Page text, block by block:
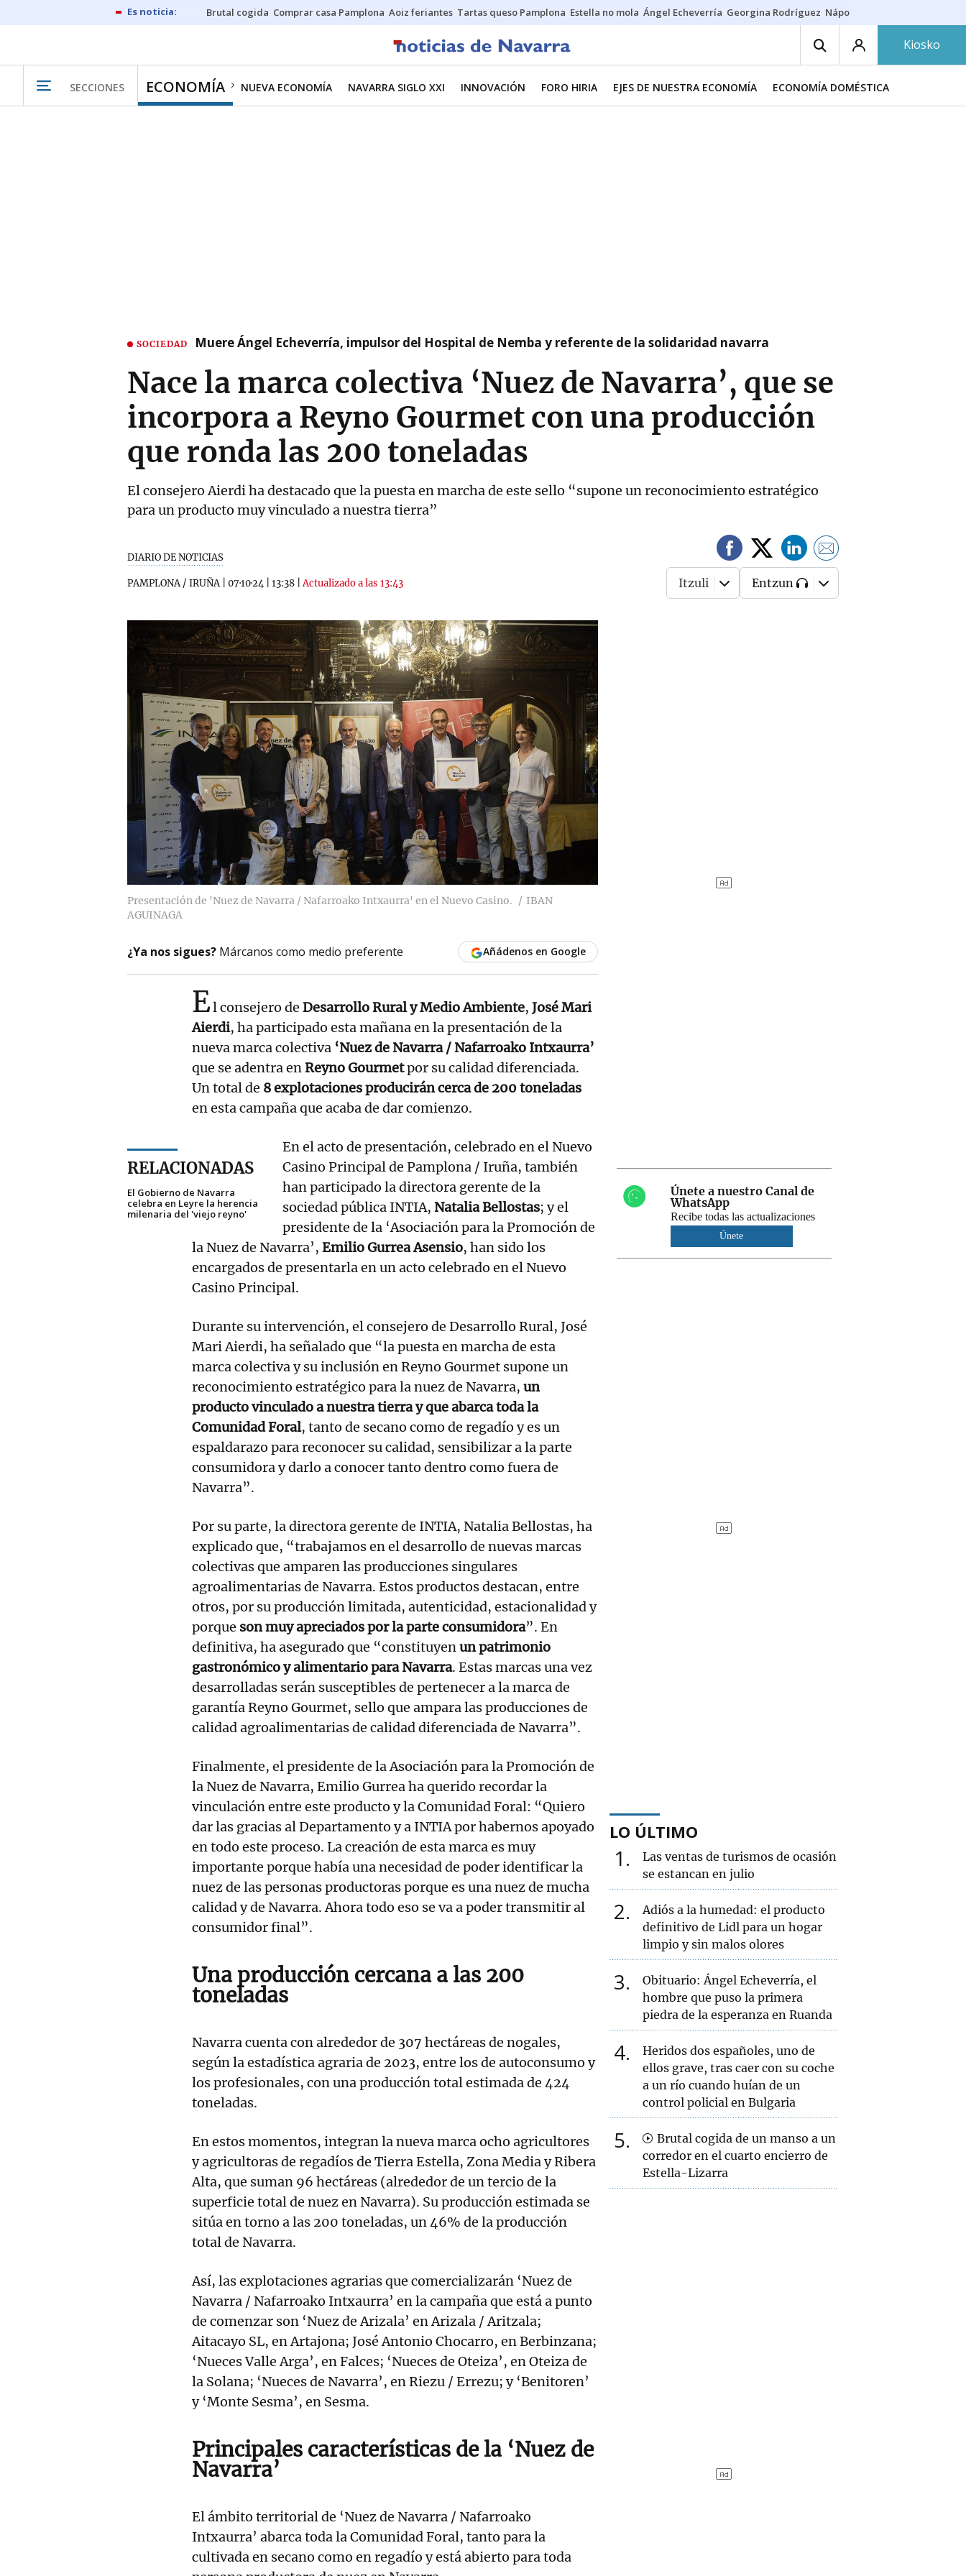
Brutal cogida Comprar casa Pamplona Aoiz feriantes Tartas queso Pamplona Estella no mola Ángel Echeverría Georgina Rodríguez Nápoles - Osasuna
Kiosko
SECCIONES ECONOMÍA NUEVA ECONOMÍA NAVARRA SIGLO XXI INNOVACIÓN FORO HIRIA EJES DE NUESTRA ECONOMÍA ECONOMÍA DOMÉSTICA
SOCIEDAD Muere Ángel Echeverría, impulsor del Hospital de Nemba y referente de la solidaridad navarra
Nace la marca colectiva ‘Nuez de Navarra’, que se
incorpora a Reyno Gourmet con una producción
que ronda las 200 toneladas
El consejero Aierdi ha destacado que la puesta en marcha de este sello “supone un reconocimiento estratégico
para un producto muy vinculado a nuestra tierra”
DIARIO DE NOTICIAS
PAMPLONA / IRUÑA| 07·10·24 13:38 |Actualizado a las 13:43 Itzuli Entzun
Presentación de 'Nuez de Navarra / Nafarroako Intxaurra' en el Nuevo Casino.
IBAN
AGUINAGA
¿Ya nos sigues? Márcanos como medio preferente Añádenos en Google
El consejero de Desarrollo Rural y Medio Ambiente, José Mari
Aierdi, ha participado esta mañana en la presentación de la
nueva marca colectiva ‘Nuez de Navarra / Nafarroako Intxaurra’
que se adentra enReyno Gourmetpor su calidad diferenciada.
Un total de 8 explotaciones producirán cerca de 200 toneladas
en esta campaña que acaba de dar comienzo.
RELACIONADAS
El Gobierno de Navarra
celebra en Leyre la herencia
milenaria del 'viejo reyno'
En el acto de presentación, celebrado en el Nuevo
Casino Principal de Pamplona / Iruña, también
han participado la directora gerente de la
sociedad pública INTIA, Natalia Bellostas; y el
presidente de la ‘Asociación para la Promoción de
la Nuez de Navarra’, Emilio Gurrea Asensio, han sido los
encargados de presentarla en un acto celebrado en el Nuevo
Casino Principal.
Durante su intervención, el consejero de Desarrollo Rural, José
Mari Aierdi, ha señalado que “la puesta en marcha de esta
marca colectiva y su inclusión en Reyno Gourmet supone un
reconocimiento estratégico para la nuez de Navarra, un
producto vinculado a nuestra tierra y que abarca toda la
Comunidad Foral, tanto de secano como de regadío y es un
espaldarazo para reconocer su calidad, sensibilizar a la parte
consumidora y darlo a conocer tanto dentro como fuera de
Navarra”.
Por su parte, la directora gerente de INTIA, Natalia Bellostas, ha
explicado que, “trabajamos en el desarrollo de nuevas marcas
colectivas que amparen las producciones singulares
agroalimentarias de Navarra. Estos productos destacan, entre
otros, por su producción limitada, autenticidad, estacionalidad y
porque son muy apreciados por la parte consumidora”. En
definitiva, ha asegurado que “constituyenun patrimonio
gastronómico y alimentario para Navarra. Estas marcas una vez
desarrolladas serán susceptibles de pertenecer a la marca de
garantía Reyno Gourmet, sello que ampara las producciones de
calidad agroalimentarias de calidad diferenciada de Navarra”.
Finalmente, el presidente de la Asociación para la Promoción de
la Nuez de Navarra, Emilio Gurrea ha querido recordar la
vinculación entre este producto y la Comunidad Foral: “Quiero
dar las gracias al Departamento y a INTIA por habernos apoyado
en todo este proceso. La creación de esta marca es muy
importante porque había una necesidad de poder identificar la
nuez de las personas productoras porque es una nuez de mucha
calidad y de Navarra. Ahora todo eso se va a poder transmitir al
consumidor final”.
Una producción cercana a las 200
toneladas
Navarra cuenta con alrededor de 307 hectáreas de nogales,
según la estadística agraria de 2023, entre los de autoconsumo y
los profesionales, con una producción total estimada de 424
toneladas.
En estos momentos, integran la nueva marca ocho agricultores
y agricultoras de regadíos de Tierra Estella, Zona Media y Ribera
Alta, que suman 96 hectáreas (alrededor de un tercio de la
superficie total de nuez en Navarra). Su producción estimada se
sitúa en torno a las 200 toneladas, un 46% de la producción
total de Navarra.
Así, las explotaciones agrarias que comercializarán ‘Nuez de
Navarra / Nafarroako Intxaurra’ en la campaña que está a punto
de comenzar son ‘Nuez de Arizala’ en Arizala / Aritzala;
Aitacayo SL, en Artajona; José Antonio Chocarro, en Berbinzana;
‘Nueces Valle Arga’, en Falces; ‘Nueces de Oteiza’, en Oteiza de
la Solana; ‘Nueces de Navarra’, en Riezu / Errezu; y ‘Benitoren’
y ‘Monte Sesma’, en Sesma.
Principales características de la ‘Nuez de
Navarra’
El ámbito territorial de ‘Nuez de Navarra / Nafarroako
Intxaurra’ abarca toda la Comunidad Foral, tanto para la
cultivada en secano como en regadío y está abierto para toda
Únete a nuestro Canal de
WhatsApp
Recibe todas las actualizaciones
Únete
LO ÚLTIMO
1
Las ventas de turismos de ocasión
se estancan en julio
2
Adiós a la humedad: el producto
definitivo de Lidl para un hogar
limpio y sin malos olores
3
Obituario: Ángel Echeverría, el
hombre que puso la primera
piedra de la esperanza en Ruanda
4
Heridos dos españoles, uno de
ellos grave, tras caer con su coche
a un río cuando huían de un
control policial en Bulgaria
5
Brutal cogida de un manso a un
corredor en el cuarto encierro de
Estella-Lizarra